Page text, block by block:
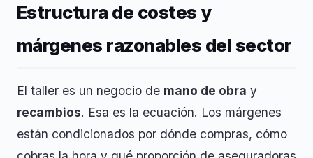
Estructura de costes y
márgenes razonables del sector
El taller es un negocio de mano de obra y
recambios. Esa es la ecuación. Los márgenes
están condicionados por dónde compras, cómo